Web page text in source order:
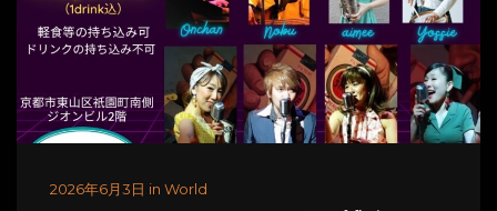
2026年6月3日 in World